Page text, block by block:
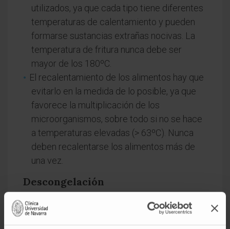
utilizados, ya que cada tipo tiene diferentes
temperaturas de calentamiento y pueden
formarse sustancias extrañas nocivas. La
temperatura de fritura nunca debe ser
mayor de los 180ºC.
El recalentamiento de los alimentos hay que
evitarlo en la medida de lo posible, ya que
favorece la multiplicación de los
microorganismos, sobre todo si no se hace
a temperaturas elevadas (> 63ºC). Nunca
deben recalentarse los alimentos más de
una vez.
Descongelación
Es muy importante que se haga
correctamente. El lugar más idóneo es el